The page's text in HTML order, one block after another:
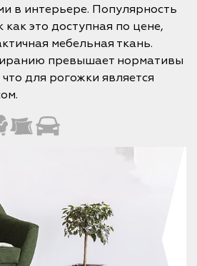
в интерьере. Популярность
как это доступная по цене,
мебельная ткань.
превышает нормативы
для рогожки является